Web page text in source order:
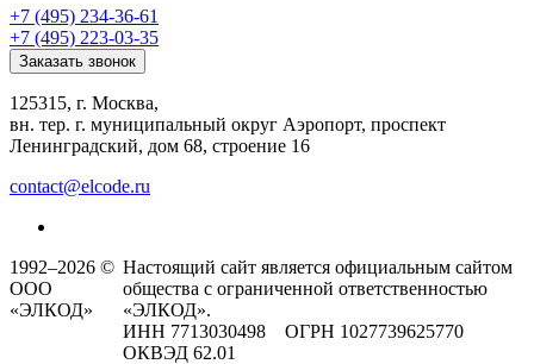
+7 (495) 234-36-61
+7 (495) 223-03-35
Заказать звонок
125315, г. Москва,
вн. тер. г. муниципальный округ Аэропорт, проспект
Ленинградский, дом 68, строение 16
contact@elcode.ru
1992–2026 ©
ООО
«ЭЛКОД»
Настоящий сайт является официальным сайтом
общества с ограниченной ответственностью
«ЭЛКОД».
ИНН 7713030498 ОГРН 1027739625770
ОКВЭД 62.01